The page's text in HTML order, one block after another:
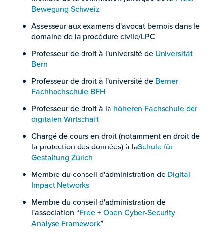
Bewegung Schweiz
Assesseur aux examens d'avocat bernois dans le
domaine de la procédure civile/LPC
Professeur de droit à l'université de Universität
Bern
Professeur de droit à l'université de Berner
Fachhochschule BFH
Professeur de droit à la höheren Fachschule der
digitalen Wirtschaft
Chargé de cours en droit (notamment en droit de
la protection des données) à laSchule für
Gestaltung Zürich
Membre du conseil d'administration de Digital
Impact Networks
Membre du conseil d'administration de
l'association “Free + Open Cyber-Security
Analyse Framework”